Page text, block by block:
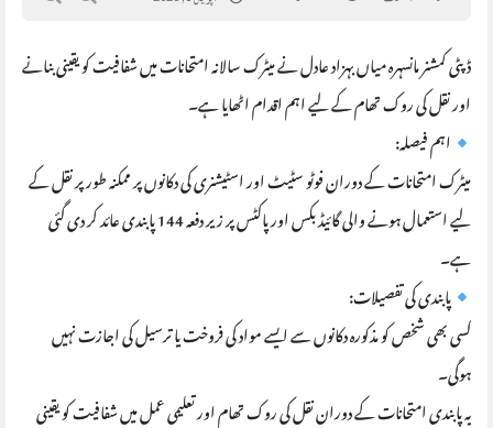
ڈپٹی کمشنر مانسہرہ میاں بہزاد عادل نے میٹرک سالانہ امتحانات میں شفافیت کو یقینی بنانے
اور نقل کی روک تھام کے لیے اہم اقدام اٹھایا ہے۔
اہم فیصلہ:
میٹرک امتحانات کے دوران فوٹو سٹیٹ اور اسٹیشنری کی دکانوں پر ممکنہ طور پر نقل کے
لیے استعمال ہونے والی گائیڈ بکس اور پاکٹس پر زیر دفعہ 144 پابندی عائد کر دی گئی
ہے۔
پابندی کی تفصیلات:
کسی بھی شخص کو مذکورہ دکانوں سے ایسے مواد کی فروخت یا ترسیل کی اجازت نہیں
ہوگی۔
یہ پابندی امتحانات کے دوران نقل کی روک تھام اور تعلیمی عمل میں شفافیت کو یقینی